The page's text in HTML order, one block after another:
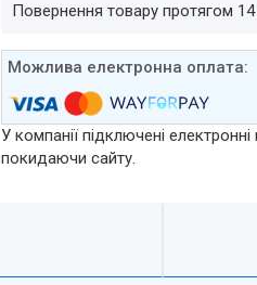
повернення товару протягом 14
У компанії підключені
покидаючи сайту.